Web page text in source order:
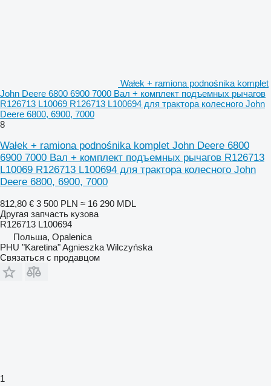
Wałek + ramiona podnośnika komplet
John Deere 6800 6900 7000 Вал + комплект подъемных рычагов
R126713 L10069 R126713 L100694 для трактора колесного John
Deere 6800, 6900, 7000
8
Wałek + ramiona podnośnika komplet John Deere 6800
6900 7000 Вал + комплект подъемных рычагов R126713
L10069 R126713 L100694 для трактора колесного John
Deere 6800, 6900, 7000
812,80 € 3 500 PLN ≈ 16 290 MDL
Другая запчасть кузова
R126713 L100694
Польша, Opalenica
PHU "Karetina" Agnieszka Wilczyńska
Связаться с продавцом
1